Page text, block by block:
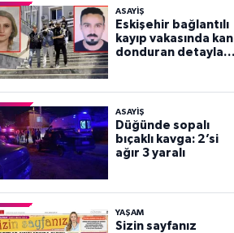
ASAYİŞ
Eskişehir bağlantılı
kayıp vakasında kan
donduran detaylar
ASAYİŞ
Düğünde sopalı
bıçaklı kavga: 2’si
ağır 3 yaralı
YAŞAM
Sizin sayfanız